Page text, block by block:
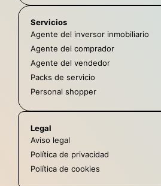
Servicios
Agente del inversor inmobiliario
Agente del comprador
Agente del vendedor
Packs de servicio
Personal shopper
Legal
Aviso legal
Política de privacidad
Política de cookies